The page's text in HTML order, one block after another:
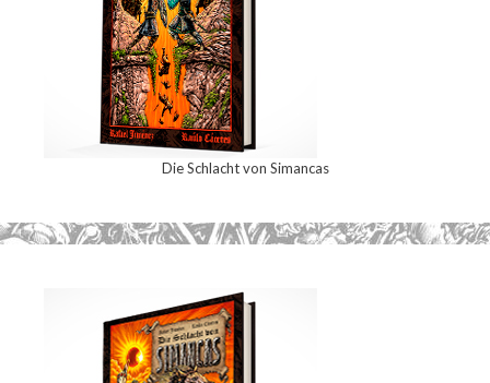
Die Schlacht von Simancas